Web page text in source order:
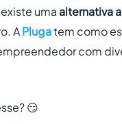
uma alternativa
APlugatem como
com
😏